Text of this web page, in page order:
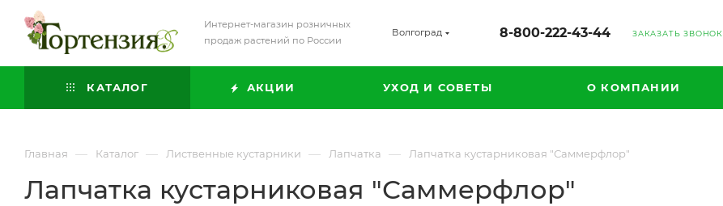
Интернет-магазин розничных
продаж растений по России
Волгоград 8-800-222-43-44 ЗАКАЗАТЬ ЗВОНОК
КАТАЛОГ АКЦИИ УХОД И СОВЕТЫ О КОМПАНИИ
Главная — Каталог — Лиственные кустарники — Лапчатка — Лапчатка кустарниковая "Саммерфлор"
Лапчатка кустарниковая "Саммерфлор"